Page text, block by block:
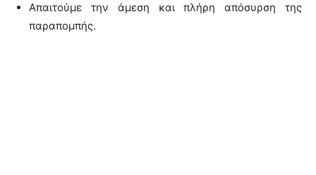
Απαιτούμε την άμεση και πλήρη απόσυρση της
παραπομπής.